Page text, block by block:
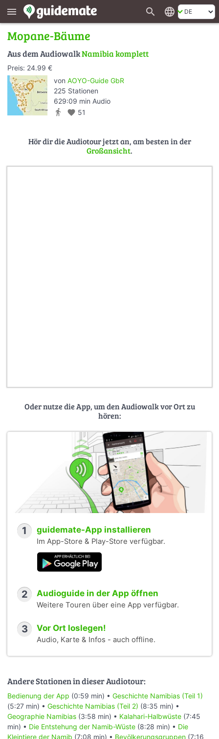
menu search language
Mopane-Bäume
Aus dem AudiowalkNamibia komplett
Preis: 24.99 €
von AOYO-Guide GbR
225 Stationen
629:09 min Audio
directions_walk favorite 51
Hör dir die Audiotour jetzt an, am besten in der
Großansicht.
Oder nutze die App, um den Audiowalk vor Ort zu
hören:
1 guidemate-App installieren
Im App-Store & Play-Store verfügbar.
2 Audioguide in der App öffnen
Weitere Touren über eine App verfügbar.
3 Vor Ort loslegen!
Audio, Karte & Infos - auch offline.
Andere Stationen in dieser Audiotour:
Bedienung der App (0:59 min) • Geschichte Namibias (Teil 1)
(5:27 min) • Geschichte Namibias (Teil 2) (8:35 min) •
Geographie Namibias (3:58 min) • Kalahari-Halbwüste (7:45
min) • Die Entstehung der Namib-Wüste (8:28 min) • Die
Kleintiere der Namib (7:08 min) • Bevölkerungsgruppen (7:16